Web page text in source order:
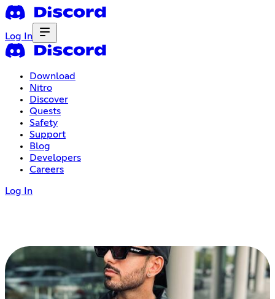
Log In
Download
Nitro
Discover
Quests
Safety
Support
Blog
Developers
Careers
Log In